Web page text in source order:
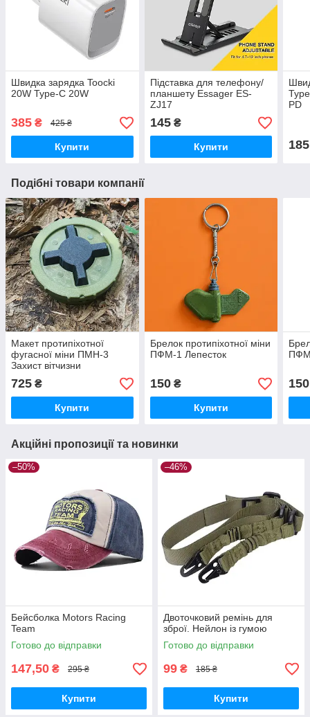
Швидка зарядка Toocki
20W Type-C 20W
385 ₴ 425 ₴
Купити
Підставка для телефону/
планшету Essager ES-
ZJ17
145₴
Купити
PD
185
Подібні товари компанії
Макет протипіхотної
фугасної міни ПМН-3
Захист вітчизни
725 ₴
Купити
Брелок протипіхотної міни
ПФМ-1 Лепесток
150₴
Купити
150
Акційні пропозиції та новинки
–50%
Бейсболка Motors Racing
Team
Готово до відправки
147,50 ₴ 295 ₴
Купити
–46%
Двоточковий ремінь для
зброї. Нейлон із гумою
Готово до відправки
99 ₴ 185 ₴
Купити